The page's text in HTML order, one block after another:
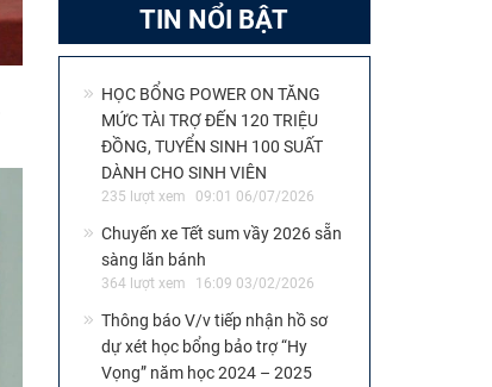
TIN NỔI BẬT
HỌC BỔNG POWER ON TĂNG
MỨC TÀI TRỢ ĐẾN 120 TRIỆU
ĐỒNG, TUYỂN SINH 100 SUẤT
DÀNH CHO SINH VIÊN
235 lượt xem 09:01 06/07/2026
Chuyến xe Tết sum vầy 2026 sẵn
sàng lăn bánh
364 lượt xem 16:09 03/02/2026
Thông báo V/v tiếp nhận hồ sơ
dự xét học bổng bảo trợ “Hy
Vọng” năm học 2024 – 2025